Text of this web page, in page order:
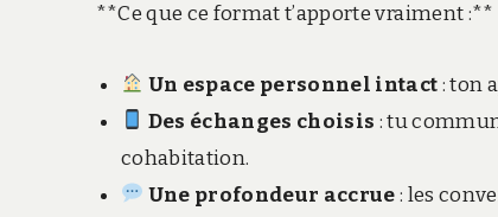
**Ce que ce format t’apporte vraiment :**
Un espace personnel intact: ton
Des échanges choisis : tu
cohabitation.
Une profondeur accrue: les